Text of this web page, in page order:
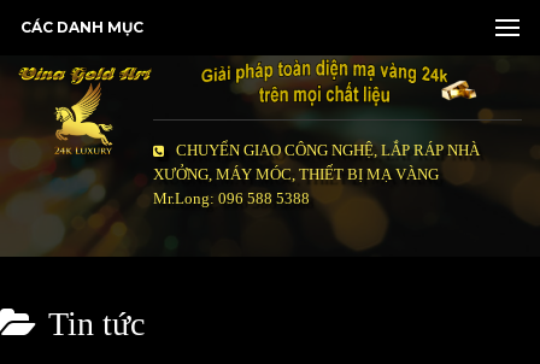
CÁC DANH MỤC
CHUYỂN GIAO CÔNG NGHỆ, LẮP RÁP NHÀ
XƯỞNG, MÁY MÓC, THIẾT BỊ MẠ VÀNG
Mr.Long: 096 588 5388
Tin tức